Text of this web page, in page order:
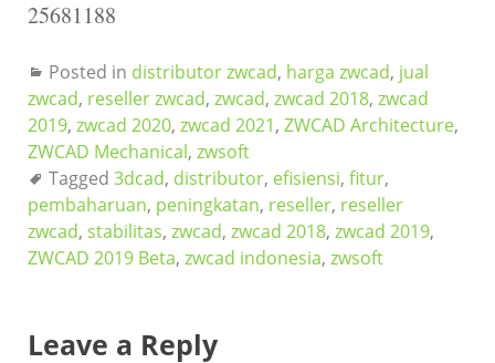
25681188
Posted in distributor zwcad, harga zwcad, jual
zwcad, reseller zwcad, zwcad, zwcad 2018, zwcad
2019, zwcad 2020, zwcad 2021, ZWCAD Architecture,
ZWCAD Mechanical, zwsoft
Tagged 3dcad, distributor, efisiensi, fitur,
pembaharuan, peningkatan, reseller, reseller
zwcad, stabilitas, zwcad, zwcad 2018, zwcad 2019,
ZWCAD 2019 Beta, zwcad indonesia, zwsoft
Leave a Reply